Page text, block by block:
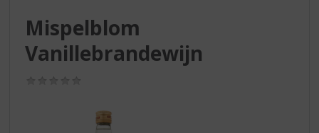
Mispelblom
Vanillebrandewijn